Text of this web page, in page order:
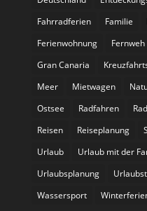
Fahrradferien
Familie
Ferienwohnung
Fernweh
Gran Canaria
Meer
Mietwagen
Ostsee
Radfahren
Reisen
Reiseplanung
Urlaub
Urlaub mit der
Urlaubsplanung
Wassersport